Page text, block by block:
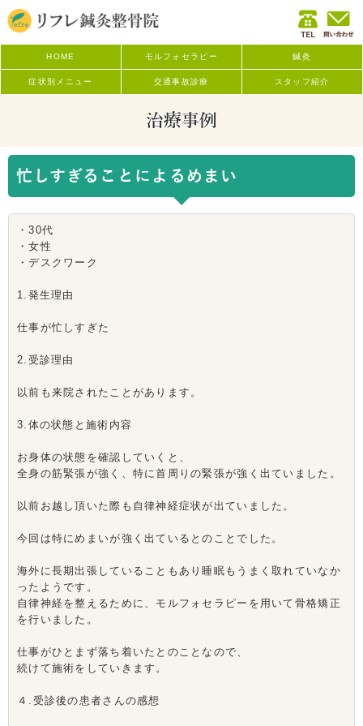
HOME モルフォセラピー 鍼灸
症状別メニュー 交通事故診療 スタッフ紹介
治療事例
忙しすぎることによるめまい
・30代
・女性
・デスクワーク
1.発生理由
仕事が忙しすぎた
2.受診理由
以前も来院されたことがあります。
3.体の状態と施術内容
お身体の状態を確認していくと、
全身の筋緊張が強く、特に首周りの緊張が強く出ていました。
以前お越し頂いた際も自律神経症状が出ていました。
今回は特にめまいが強く出ているとのことでした。
海外に長期出張していることもあり睡眠もうまく取れていなか
ったようです。
自律神経を整えるために、モルフォセラピーを用いて骨格矯正
を行いました。
仕事がひとまず落ち着いたとのことなので、
続けて施術をしていきます。
４.受診後の患者さんの感想